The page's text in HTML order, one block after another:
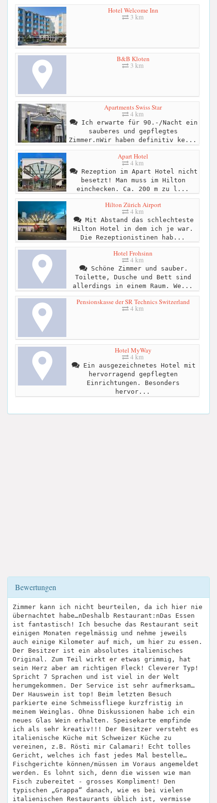
Hotel Welcome Inn
3 km
B&B Kloten
3 km
Apartments Swiss Star
4 km
Ich erwarte für 90.-/Nacht ein
sauberes und gepflegtes
Zimmer.nWir haben definitiv ke...
Apart Hotel
4 km
Rezeption im Apart Hotel nicht
besetzt! Man muss im Hilton
einchecken. Ca. 200 m zu l...
Hilton Zürich Airport
4 km
Mit Abstand das schlechteste
Hilton Hotel in dem ich je war.
Die Rezeptionistinen hab...
Hotel Frohsinn
4 km
Schöne Zimmer und sauber.
Toilette, Dusche und Bett sind
allerdings in einem Raum. We...
Pensionskasse der SR Technics Switzerland
4 km
Hotel MyWay
4 km
Ein ausgezeichnetes Hotel mit
hervorragend gepflegten
Einrichtungen. Besonders
hervor...
Bewertungen
Zimmer kann ich nicht beurteilen, da ich hier nie
übernachtet habe…nDeshalb Restaurant:nDas Essen
ist fantastisch! Ich besuche das Restaurant seit
einigen Monaten regelmässig und nehme jeweils
auch einige Kilometer auf mich, um hier zu essen.
Der Besitzer ist ein absolutes italienisches
Original. Zum Teil wirkt er etwas grimmig, hat
sein Herz aber am richtigen Fleck! Cleverer Typ!
Spricht 7 Sprachen und ist viel in der Welt
herumgekommen. Der Service ist sehr aufmerksam…
Der Hauswein ist top! Beim letzten Besuch
parkierte eine Schmeissfliege kurzfristig in
meinem Weinglas. Ohne Diskussionen habe ich ein
neues Glas Wein erhalten. Speisekarte empfinde
ich als sehr kreativ!!! Der Besitzer versteht es
italienische Küche mit Schweizer Küche zu
vereinen, z.B. Rösti mir Calamari! Echt tolles
Gericht, welches ich fast jedes Mal bestelle…
Fischgerichte können/müssen im Voraus angemeldet
werden. Es lohnt sich, denn die wissen wie man
Fisch zubereitet - grosses Kompliment! Den
typischen „Grappa“ danach, wie es bei vielen
italienischen Restaurants üblich ist, vermisse